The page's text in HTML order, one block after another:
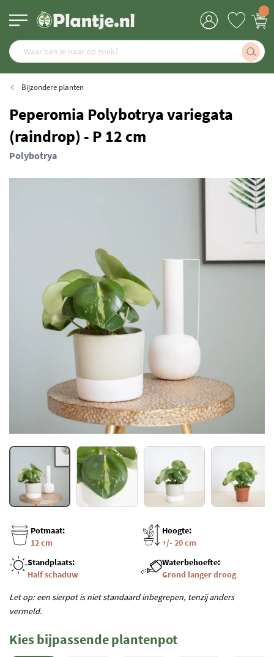
Bijzondere planten
Peperomia Polybotrya variegata
(raindrop) - P 12 cm
Polybotrya
Potmaat:
12 cm
Hoogte:
+/- 20 cm
Standplaats:
Half schaduw
Waterbehoefte:
Grond langer droog
Let op: een sierpot is niet standaard inbegrepen, tenzij anders
vermeld.
Kies bijpassende plantenpot